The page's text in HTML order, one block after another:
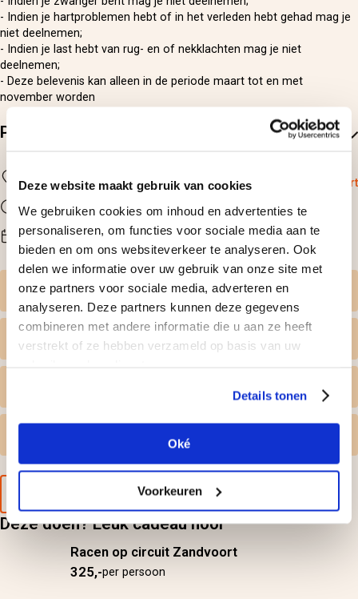
Deze website maakt gebruik van cookies
We gebruiken cookies om inhoud en advertenties te
personaliseren, om functies voor sociale media aan te
bieden en om ons websiteverkeer te analyseren. Ook
delen we informatie over uw gebruik van onze site met
onze partners voor sociale media, adverteren en
analyseren. Deze partners kunnen deze gegevens
combineren met andere informatie die u aan ze heeft
verstrekt of ze hebben verzameld op basis van uw
Details tonen
Oké
Voorkeuren
- Indien je hartproblemen hebt of in het verleden hebt gehad mag je
niet deelnemen;
- Indien je last hebt van rug- en of nekklachten mag je niet
deelnemen;
- Deze belevenis kan alleen in de periode maart tot en met
november worden
gereserveerd.
Praktische informatie
Zandvoort Bekijk op kaart
hele dag
Beschikbaarheid
na reservering
Zelf datum kiezen
Wat krijg ik geleverd
Voorbeeld van de cadeaubon
Deze doen? Leuk cadeau hoor
Racen op circuit Zandvoort
325,-per persoon